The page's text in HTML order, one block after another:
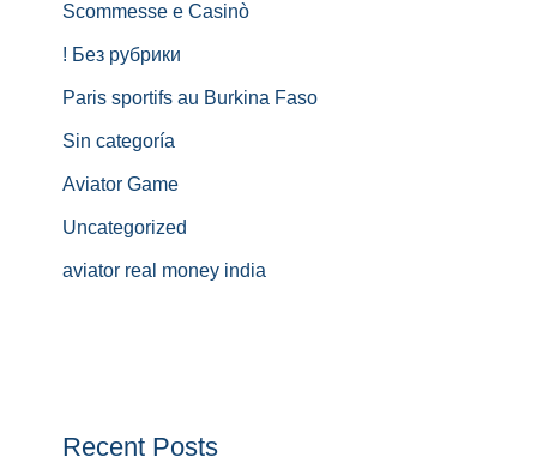
Scommesse e Casinò
! Без рубрики
Paris sportifs au Burkina Faso
Sin categoría
Aviator Game
Uncategorized
aviator real money india
Recent Posts